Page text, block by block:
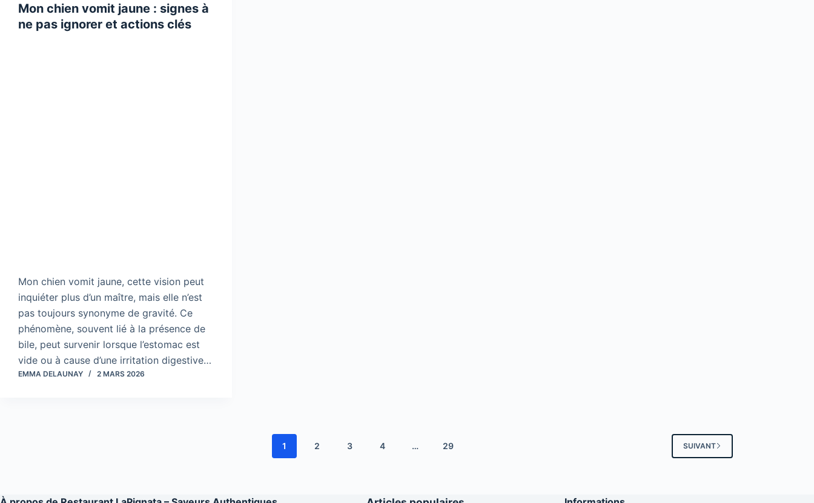
Mon chien vomit jaune : signes à
ne pas ignorer et actions clés
Mon chien vomit jaune, cette vision peut
inquiéter plus d’un maître, mais elle n’est
pas toujours synonyme de gravité. Ce
phénomène, souvent lié à la présence de
bile, peut survenir lorsque l’estomac est
vide ou à cause d’une irritation digestive…
EMMA DELAUNAY 2 MARS 2026
1 2 3 4 … 29 SUIVANT